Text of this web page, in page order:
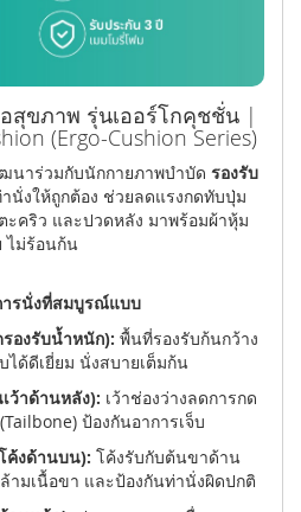
อสุขภาพ รุ่นเออร์โกคุชชั่น |
(Ergo-Cushion Series)
นาร่วมกับนักกายภาพบำบัด รองรับ
นั่งให้ถูกต้อง ช่วยลดแรงกดทับปุ่ม
คริว และปวดหลัง มาพร้อมผ้าหุ้ม
ไม่ร้อนก้น
ารนั่งที่สมบูรณ์แบบ
องรับน้ำหนัก): พื้นที่รองรับก้นกว้าง
ด้ดีเยี่ยม นั่งสบายเต็มก้น
ว้าด้านหลัง): เว้าช่องว่างลดการกด
ป้องกันอาการเจ็บ
ค้งด้านบน): โค้งรับกับต้นขาด้าน
ามเนื้อขา และป้องกันท่านั่งผิดปกติ